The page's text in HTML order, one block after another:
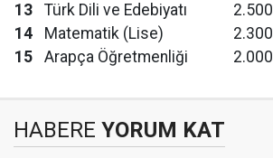
13
Türk Dili ve Edebiyatı
2.500
14
Matematik (Lise)
2.300
15
Arapça Öğretmenliği 2.000
HABERE YORUM KAT